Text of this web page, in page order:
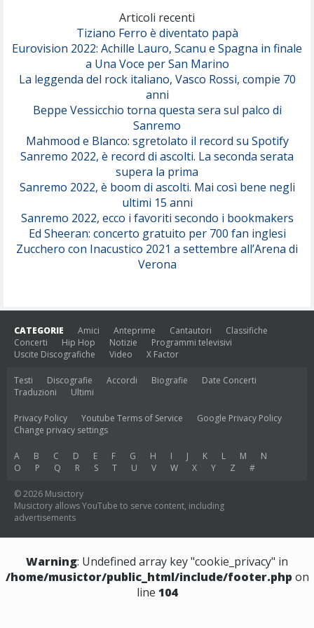
Serenamente
Articoli recenti
Tiziano Ferro è diventato papà
Eurovision 2022: Achille Lauro, Scanu e Spagna in finale
a Una Voce per San Marino
La leggenda del rock italiano, Vasco Rossi, compie 70
anni
Beppe Vessicchio torna questa sera sul palco di
Sanremo
Mahmood e Blanco: sgretolato il record su Spotify
Sanremo 2022, è record di ascolti. La seconda serata
supera la prima
Sanremo 2022, è boom di ascolti. Mai così bene negli
ultimi 15 anni
Sanremo 2022, ecco i favoriti secondo i bookmakers
Ed Sheeran: concerto gratuito per 700 fan inglesi
Zucchero con Inacustico 2021 a settembre all’Arena di
Verona
CATEGORIE Amici Anteprime Cantautori
Classifiche
Concerti
Hip Hop Notizie
Programmi televisivi
Uscite Discografiche
Video X Factor
Testi Discografie Accordi Biografie
Date Concerti
Traduzioni
Ultimi
Privacy Policy Youtube Terms of Service
Google Privacy Policy
Change privacy settings
A B C D E F G H I J K L M
N
O
P Q R S T U V W X Y Z #
© 2026 Musictory
Musictory allows YouTube to serve content, including
advertisements
Warning: Undefined array key "cookie_privacy" in
/home/musictor/public_html/include/footer.php on
line 104